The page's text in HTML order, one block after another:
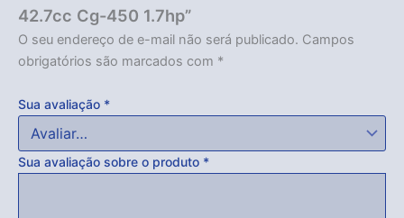
42.7cc Cg-450 1.7hp”
O seu endereço de e-mail não será publicado. Campos
obrigatórios são marcados com *
Sua avaliação *
Sua avaliação sobre o produto *